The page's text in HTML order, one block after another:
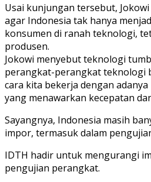
Usai kunjungan tersebut,
agar Indonesia tak hanya
konsumen di ranah teknologi,
produsen.
Jokowi menyebut teknologi
perangkat-perangkat teknologi
cara kita bekerja dengan
yang menawarkan kecepatan
Sayangnya, Indonesia masih
impor, termasuk dalam
IDTH hadir untuk mengurangi
pengujian perangkat.